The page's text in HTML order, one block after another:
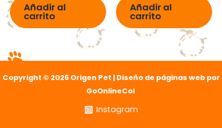
Añadir al
carrito
Añadir al
carrito
Copyright © 2026 Origen Pet | Diseño de páginas web por
GoOnlineCol
Instagram